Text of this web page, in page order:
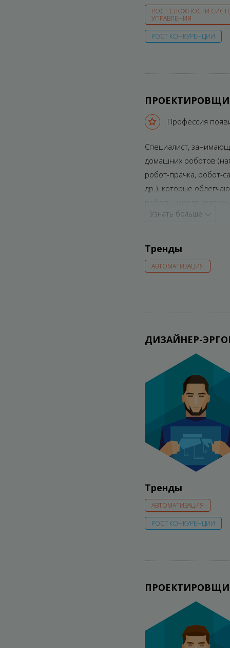
РОСТ СЛОЖНОСТИ
УПРАВЛЕНИЯ
РОСТ КОНКУРЕНЦИИ
Профессия
Cпециалист,
домашних роботов
робот-прачка, робот-
др.), которые
имеют свободу
Узнать больше
Тренды
АВТОМАТИЗАЦИЯ
ДИЗАЙНЕР-
Тренды
АВТОМАТИЗАЦИЯ
РОСТ КОНКУРЕНЦИИ